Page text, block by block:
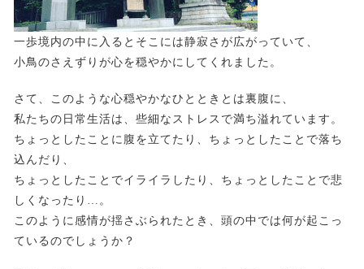
一歩境内の中に入るとそこには静寂さが広がっていて、
小鳥のさえずりが心を穏やかにしてくれました。
さて、このような心穏やかなひとときとは裏腹に、
私たちの日常生活は、些細なストレスで満ち溢れています。
ちょっとしたことに腹を立てたり、ちょっとしたことで落ち
込んだり、
ちょっとしたことでイライラしたり、ちょっとしたことで悲
しくなったり…。
このように感情が揺さぶられたとき、頭の中では何が起こっ
ているのでしょうか？